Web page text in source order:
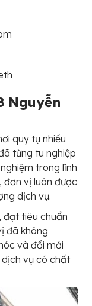
Nguyễn
quy tụ nhiều
từng tu nghiệp
trong lĩnh
đơn vị luôn được
dịch vụ.
đạt tiêu chuẩn
đã không
và đổi mới
vụ có chất